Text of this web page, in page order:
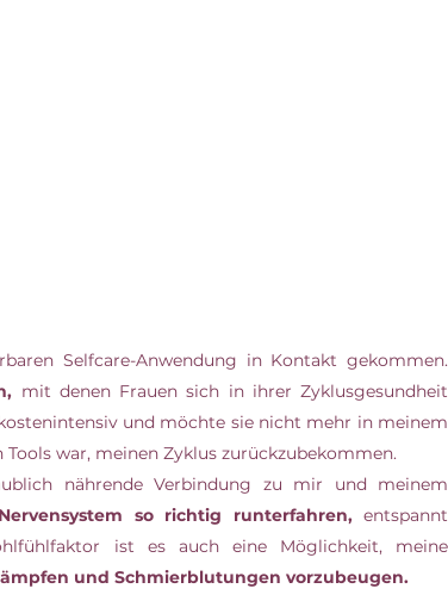
mit denen Frauen sich in ihrer Zyklusgesundheit
und möchte sie nicht mehr in meinem
war, meinen Zyklus zurückzubekommen.
nährende Verbindung zu mir und meinem
Nervensystem so richtig runterfahren, entspannt
und Schmierblutungen vorzubeugen.